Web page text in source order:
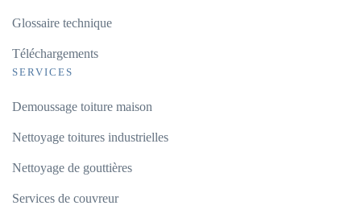
Glossaire technique
Téléchargements
SERVICES
Demoussage toiture maison
Nettoyage toitures industrielles
Nettoyage de gouttières
Services de couvreur